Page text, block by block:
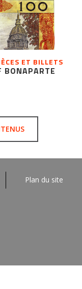
ET BILLETS
Plan du site